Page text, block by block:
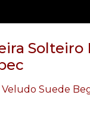
Solteiro